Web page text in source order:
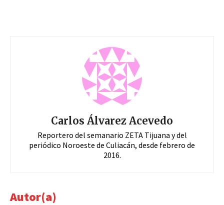
Carlos Álvarez Acevedo
Reportero del semanario ZETA Tijuana y del
periódico Noroeste de Culiacán, desde febrero de
2016.
Autor(a)